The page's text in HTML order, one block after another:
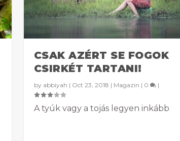
CSAK AZÉRT SE FOGOK
CSIRKÉT TARTANI!
by abbiyah | Oct 23, 2018 | Magazin | 0 |
A tyúk vagy a tojás legyen inkább